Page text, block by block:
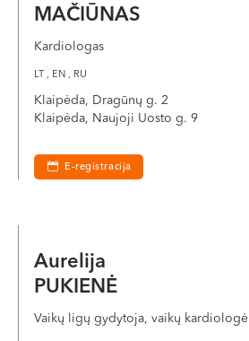
MAČIŪNAS
Kardiologas
LT , EN , RU
Klaipėda, Dragūnų g. 2
Klaipėda, Naujoji Uosto g. 9
E-registracija
Aurelija
PUKIENĖ
Vaikų ligų gydytoja, vaikų kardiologė